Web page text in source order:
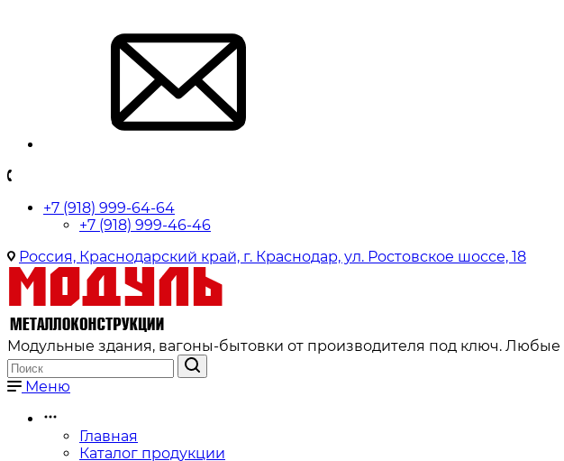
+7 (918) 999-64-64
+7 (918) 999-46-46
Россия, Краснодарский край, г. Краснодар, ул. Ростовское шоссе, 18
Модульные здания, вагоны-бытовки от производителя под ключ. Любые
Меню
Главная
Каталог продукции